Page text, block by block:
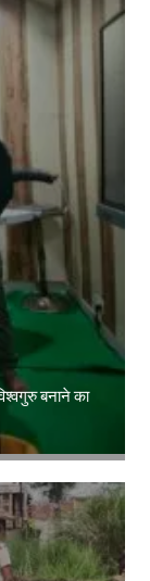
बनाने का